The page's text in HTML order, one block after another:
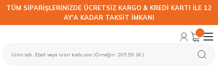
TÜM SİPARİŞLERİNİZDE ÜCRETSİZ KARGO & KREDİ KARTI İLE 12
AY'A KADAR TAKSİT İMKANI